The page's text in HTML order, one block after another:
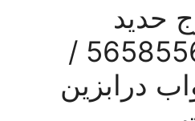
حديد
الدسمة / 56585569 /
درابزين